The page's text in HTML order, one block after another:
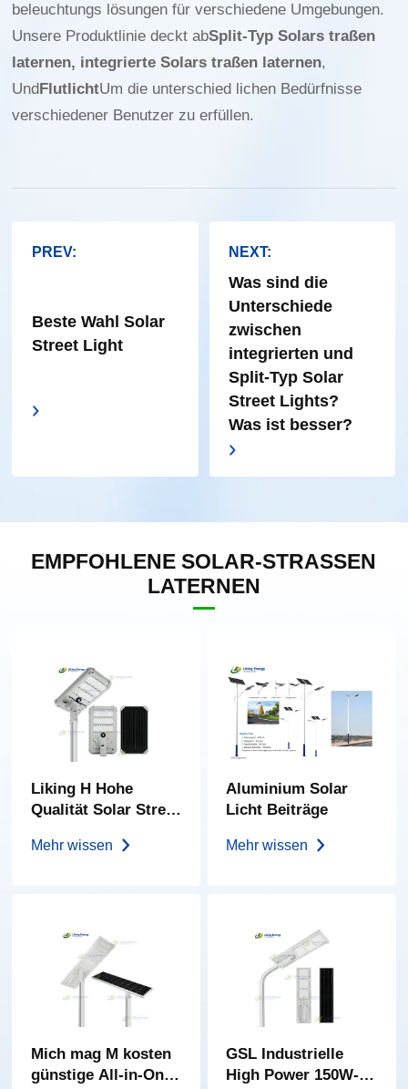
beleuchtungs lösungen für verschiedene Umgebungen.
Unsere Produktlinie deckt abSplit-Typ Solars traßen
laternen, integrierte Solars traßen laternen,
Und FlutlichtUm die unterschied lichen Bedürfnisse
verschiedener Benutzer zu erfüllen.
PREV:
Beste Wahl Solar
Street Light
NEXT:
Was sind die
Unterschiede
zwischen
integrierten und
Split-Typ Solar
Street Lights?
Was ist besser?
EMPFOHLENE SOLAR-STRASSEN L
ATERNEN
Liking H Hohe
Qualität Solar Street
Solar Street Light
Mehr wissen
Aluminium Solar
Licht Beiträge
Mehr wissen
Mich mag M kosten
günstige All-in-One
GSL Industrielle
High Power 150W-